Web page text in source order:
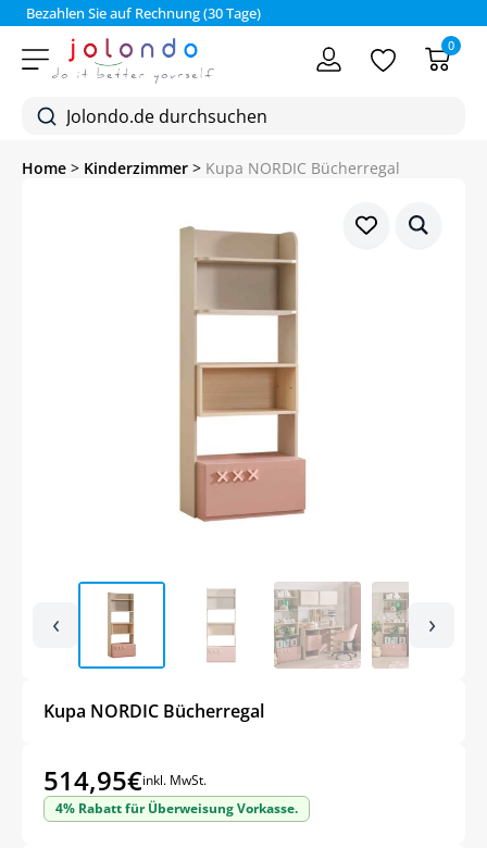
Bezahlen Sie auf Rechnung (30 Tage)
0
Home > Kinderzimmer > Kupa NORDIC Bücherregal
‹ ›
Kupa NORDIC Bücherregal
514,95€inkl. MwSt.
4% Rabatt für Überweisung Vorkasse.